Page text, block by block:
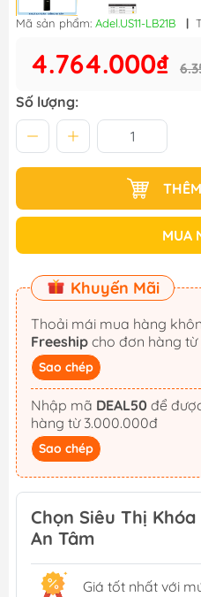
Mã sản phẩm: Adel.US11-LB21B |
4.764.000₫
Số lượng:
MUA
Khuyến Mãi
Thoải mái mua hàng
Freeship cho đơn hàng
Sao chép
Nhập mã DEAL50
hàng từ 3.000.000đ
Sao chép
Chọn Siêu Thị
An Tâm
Giá tốt nhất với